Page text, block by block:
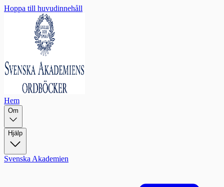
Hoppa till huvudinnehåll
Hem
Om
Hjälp
Svenska Akademien